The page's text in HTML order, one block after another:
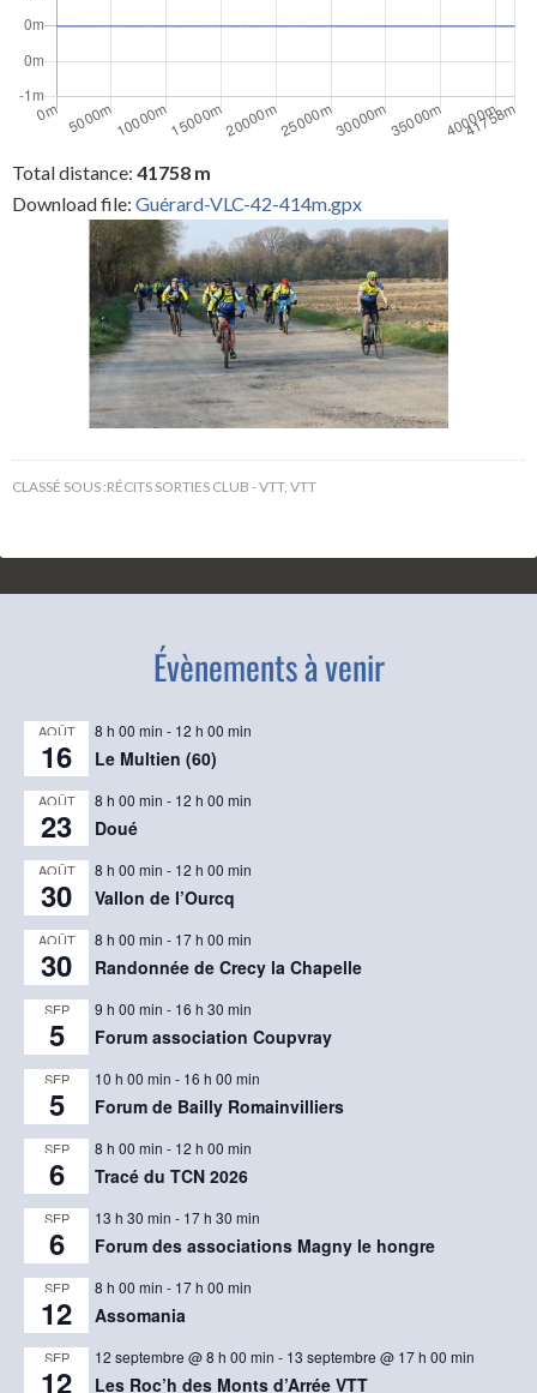
Total distance: 41758 m
Download file: Guérard-VLC-42-414m.gpx
CLASSÉ SOUS :RÉCITS SORTIES CLUB - VTT, VTT
Évènements à venir
AOÛT
16
8 h 00 min - 12 h 00 min
Le Multien (60)
AOÛT
23
8 h 00 min - 12 h 00 min
Doué
AOÛT
30
8 h 00 min - 12 h 00 min
Vallon de l’Ourcq
AOÛT
30
8 h 00 min - 17 h 00 min
Randonnée de Crecy la Chapelle
SEP
5
9 h 00 min - 16 h 30 min
Forum association Coupvray
SEP
5
10 h 00 min - 16 h 00 min
Forum de Bailly Romainvilliers
SEP
6
8 h 00 min - 12 h 00 min
Tracé du TCN 2026
SEP
6
13 h 30 min - 17 h 30 min
Forum des associations Magny le hongre
SEP
12
8 h 00 min - 17 h 00 min
Assomania
SEP
12
12 septembre @ 8 h 00 min - 13 septembre @ 17 h 00 min
Les Roc’h des Monts d’Arrée VTT